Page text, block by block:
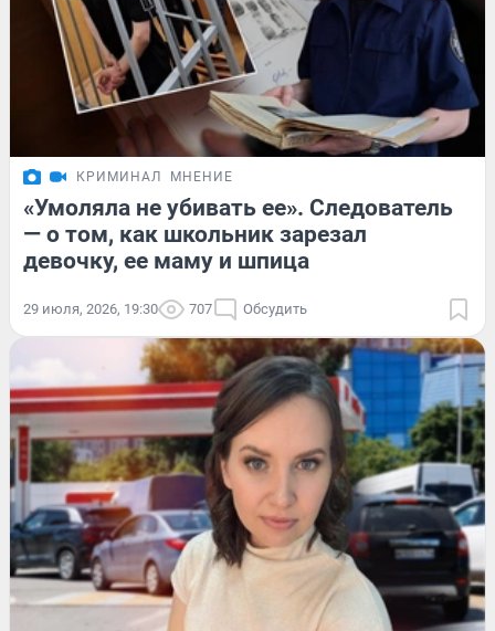
КРИМИНАЛ МНЕНИЕ
«Умоляла не убивать ее». Следователь
— о том, как школьник зарезал
девочку, ее маму и шпица
29 июля, 2026, 19:30 707 Обсудить